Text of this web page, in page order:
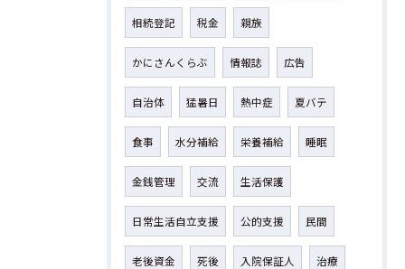
相続登記 税金 親族
かにさんくらぶ 情報誌 広告
自治体 猛暑日 熱中症 夏バテ
食事 水分補給 栄養補給 睡眠
金銭管理 交流 生活保護
日常生活自立支援 公的支援 民間
老後資金 死後 入院保証人 治療